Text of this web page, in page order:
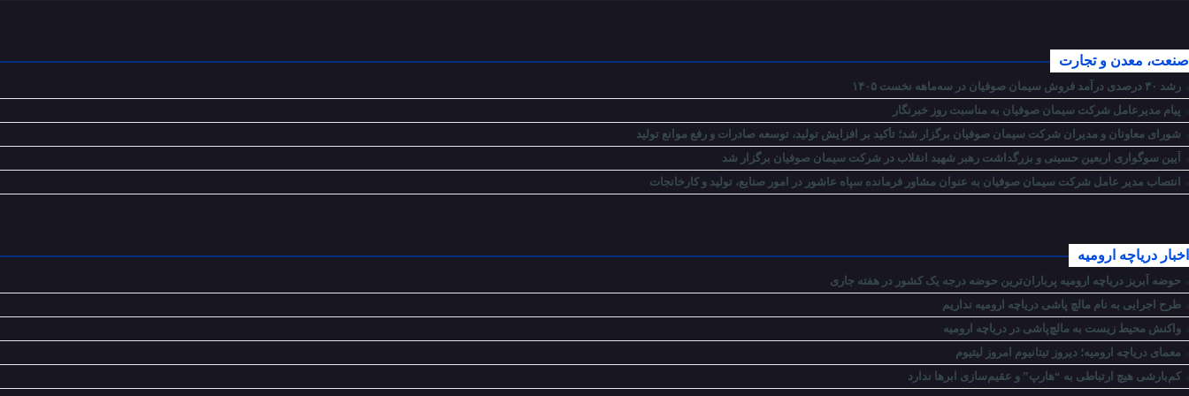
صنعت، معدن و تجارت
رشد ۳۰ درصدی درآمد فروش سیمان صوفیان در سه‌ماهه نخست ۱۴۰۵
پیام مدیرعامل شرکت سیمان صوفیان به مناسبت روز خبرنگار
شورای معاونان و مدیران شرکت سیمان صوفیان برگزار شد؛ تأکید بر افزایش تولید، توسعه صادرات و رفع موانع تولید
آیین سوگواری اربعین حسینی و بزرگداشت رهبر شهید انقلاب در شرکت سیمان صوفیان برگزار شد
انتصاب مدیر عامل شرکت سیمان صوفیان به عنوان مشاور فرمانده سپاه عاشور در امور صنایع، تولید و کارخانجات
اخبار دریاچه ارومیه
حوضه آبریز دریاچه ارومیه پرباران‌ترین حوضه‌ درجه یک کشور در هفته جاری
طرح اجرایی به نام مالچ پاشی دریاچه ارومیه نداریم
واکنش محیط زیست به مالچ‌پاشی در دریاچه ارومیه
معمای دریاچه ارومیه؛ دیروز تیتانیوم امروز لیتیوم
کم‌بارشی هیچ ارتباطی به “هارپ” و عقیم‌سازی ابرها ندارد